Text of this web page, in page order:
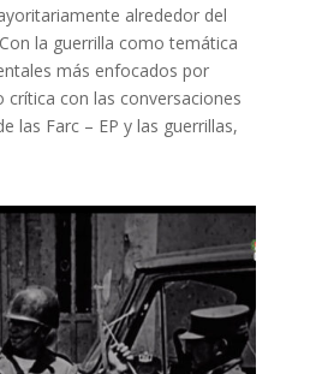
alrededor del
la guerrilla como temática
más enfocados por
crítica con las conversaciones
las Farc – EP y las guerrillas,